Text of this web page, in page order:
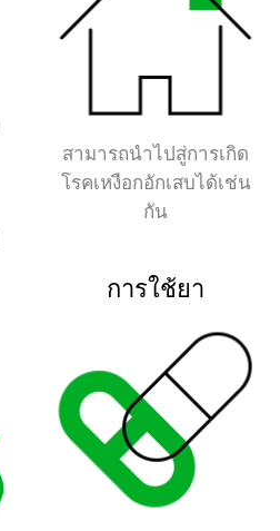
สามารถนำไปสู่การเกิด
โรคเหงือกอักเสบได้เช่น
กัน
การใช้ยา